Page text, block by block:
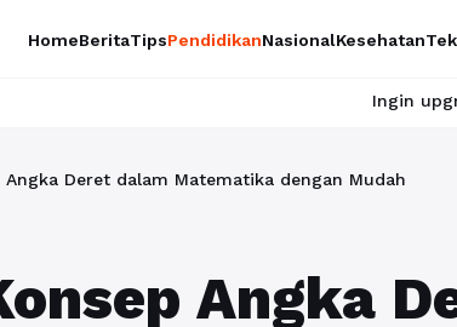
HomeBeritaTipsPendidikanNasionalKesehatan
Ingin upgrade skill tanpa
Angka Deret dalam Matematika dengan Mudah
Angka